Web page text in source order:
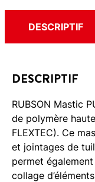
DESCRIPTIF
DESCRIPTIF
RUBSON Mastic
de polymère
FLEXTEC). Ce
et jointages de
permet
collage